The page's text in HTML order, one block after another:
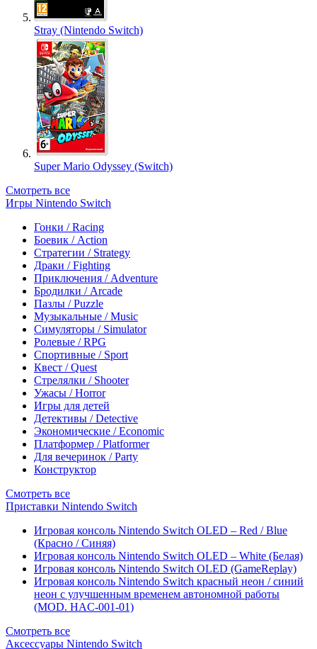
Stray (Nintendo Switch)
Super Mario Odyssey (Switch)
Смотреть все
Игры Nintendo Switch
Гонки / Racing
Боевик / Action
Стратегии / Strategy
Драки / Fighting
Приключения / Adventure
Бродилки / Arcade
Пазлы / Puzzle
Музыкальные / Music
Симуляторы / Simulator
Ролевые / RPG
Спортивные / Sport
Квест / Quest
Стрелялки / Shooter
Ужасы / Horror
Игры для детей
Детективы / Detective
Экономические / Economic
Платформер / Platformer
Для вечеринок / Party
Конструктор
Смотреть все
Приставки Nintendo Switch
Игровая консоль Nintendo Switch OLED – Red / Blue
(Красно / Синяя)
Игровая консоль Nintendo Switch OLED – White (Белая)
Игровая консоль Nintendo Switch OLED (GameReplay)
Игровая консоль Nintendo Switch красный неон / синий
неон с улучшенным временем автономной работы
(MOD. HAC-001-01)
Смотреть все
Аксессуары Nintendo Switch